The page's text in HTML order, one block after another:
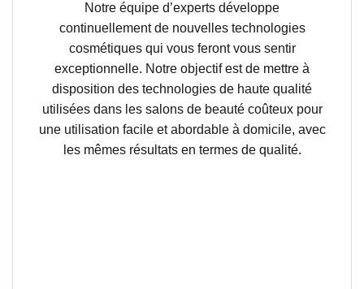
Notre équipe d’experts développe
continuellement de nouvelles technologies
cosmétiques qui vous feront vous sentir
exceptionnelle. Notre objectif est de mettre à
disposition des technologies de haute qualité
utilisées dans les salons de beauté coûteux pour
une utilisation facile et abordable à domicile, avec
les mêmes résultats en termes de qualité.